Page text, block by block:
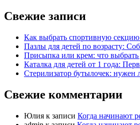
Свежие записи
Как выбрать спортивную секцию
Пазлы для детей по возрасту:
Присыпка или крем: что
Каталка для детей от 1 года:
Стерилизатор бутылочек:
Свежие комментарии
Юлия к записи Когда начинают